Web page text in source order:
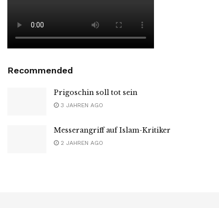
Recommended
Prigoschin soll tot sein
3 JAHREN AGO
Messerangriff auf Islam-Kritiker
2 JAHREN AGO